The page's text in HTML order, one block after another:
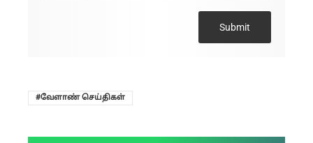
Submit
வேளாண் செய்திகள்